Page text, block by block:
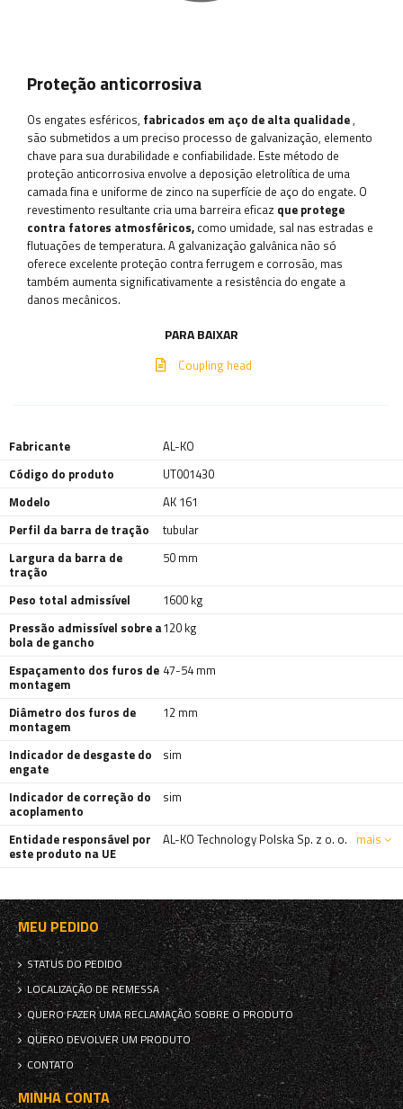
Proteção anticorrosiva
Os engates esféricos, fabricados em aço de alta qualidade ,
são submetidos a um preciso processo de galvanização, elemento
chave para sua durabilidade e confiabilidade. Este método de
proteção anticorrosiva envolve a deposição eletrolítica de uma
camada fina e uniforme de zinco na superfície de aço do engate. O
revestimento resultante cria uma barreira eficaz que protege
contra fatores atmosféricos, como umidade, sal nas estradas e
flutuações de temperatura. A galvanização galvânica não só
oferece excelente proteção contra ferrugem e corrosão, mas
também aumenta significativamente a resistência do engate a
danos mecânicos.
PARA BAIXAR
Coupling head
Fabricante
AL-KO
Código do produto
UT001430
Modelo
AK 161
Perfil da barra de tração
tubular
Largura da barra de
tração
50 mm
Peso total admissível
1600 kg
Pressão admissível sobre a
bola de gancho
120 kg
Espaçamento dos furos de
montagem
47-54 mm
Diâmetro dos furos de
montagem
12 mm
Indicador de desgaste do
engate
sim
Indicador de correção do
acoplamento
sim
Entidade responsável por
este produto na UE
AL-KO Technology Polska Sp. z o. o. mais
MEU PEDIDO
STATUS DO PEDIDO
LOCALIZAÇÃO DE REMESSA
QUERO FAZER UMA RECLAMAÇÃO SOBRE O PRODUTO
QUERO DEVOLVER UM PRODUTO
CONTATO
MINHA CONTA